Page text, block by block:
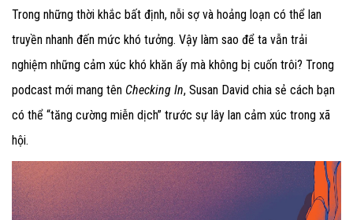
Trong những thời khắc bất định, nỗi sợ và hoảng loạn có thể lan
truyền nhanh đến mức khó tưởng. Vậy làm sao để ta vẫn trải
nghiệm những cảm xúc khó khăn ấy mà không bị cuốn trôi? Trong
podcast mới mang tên Checking In, Susan David chia sẻ cách bạn
có thể “tăng cường miễn dịch” trước sự lây lan cảm xúc trong xã
hội.